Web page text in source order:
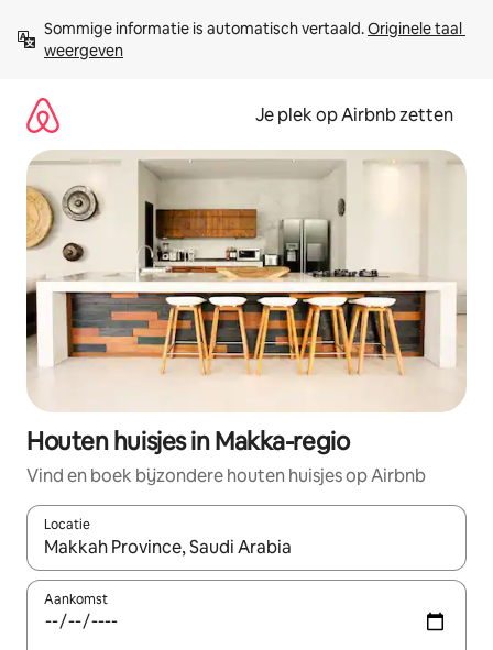
direct
naar
Sommige informatie is automatisch vertaald. Originele taal
weergeven
Je plek op Airbnb zetten
Houten huisjes in Makka-regio
Vind en boek bijzondere houten huisjes op Airbnb
Locatie
Wanneer er resultaten beschikbaar zijn, maak je een keuze
Aankomst